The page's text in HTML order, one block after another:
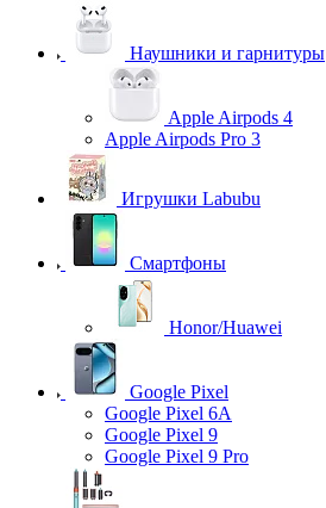
Наушники и гарнитуры
Apple Airpods 4
Apple Airpods Pro 3
Игрушки Labubu
Смартфоны
Honor/Huawei
Google Pixel
Google Pixel 6A
Google Pixel 9
Google Pixel 9 Pro